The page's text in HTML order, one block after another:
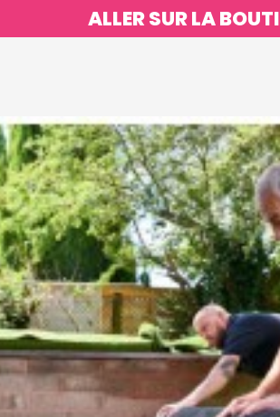
ALLER SUR LA